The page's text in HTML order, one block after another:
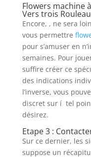
Flowers machine
Vers trois
Encore, , ne sera
vous permettre
pour s’amuser en
semaines. Pour
suffire créer ce
des indications
l’inverse, vous
discret sur í tel
désirez.
Etape 3 :
Sur ce dernier, les
suppose un